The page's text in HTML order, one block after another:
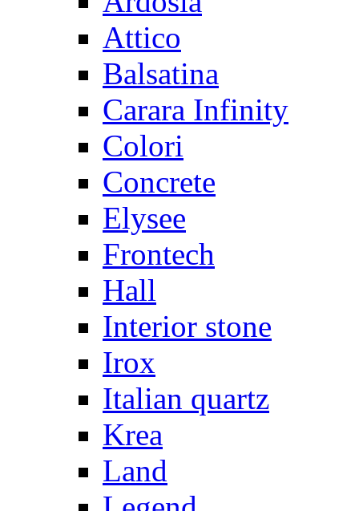
Attico
Balsatina
Carara Infinity
Colori
Concrete
Elysee
Frontech
Hall
Interior stone
Irox
Italian quartz
Krea
Land